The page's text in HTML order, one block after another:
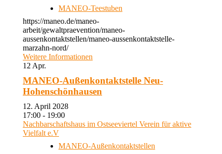
MANEO-Teestuben
https://maneo.de/maneo-
arbeit/gewaltpraevention/maneo-
aussenkontaktstellen/maneo-aussenkontaktstelle-
marzahn-nord/
Weitere Informationen
12 Apr.
MANEO-Außenkontaktstelle Neu-
Hohenschönhausen
12. April 2028
17:00 - 19:00
Nachbarschaftshaus im Ostseeviertel Verein für aktive
Vielfalt e.V
MANEO-Außenkontaktstellen